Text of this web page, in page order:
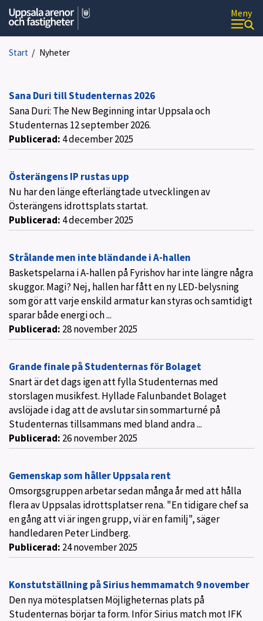
p
a
r
o
c
h
s
i
g
h
e
t
Meny
Start / Nyheter
Sana Duri till Studenternas 2026
Sana Duri: The New Beginning intar Uppsala och
Studenternas 12 september 2026.
Publicerad: 4 december 2025
Österängens IP rustas upp
Nu har den länge efterlängtade utvecklingen av
Österängens idrottsplats startat.
Publicerad: 4 december 2025
Strålande men inte bländande i A-hallen
Basketspelarna i A-hallen på Fyrishov har inte längre några
skuggor. Magi? Nej, hallen har fått en ny LED-belysning
som gör att varje enskild armatur kan styras och samtidigt
sparar både energi och ...
Publicerad: 28 november 2025
Grande finale på Studenternas för Bolaget
Snart är det dags igen att fylla Studenternas med
storslagen musikfest. Hyllade Falunbandet Bolaget
avslöjade i dag att de avslutar sin sommarturné på
Studenternas tillsammans med bland andra ...
Publicerad: 26 november 2025
Gemenskap som håller Uppsala rent
Omsorgsgruppen arbetar sedan många år med att hålla
flera av Uppsalas idrottsplatser rena. "En tidigare chef sa
en gång att vi är ingen grupp, vi är en familj", säger
handledaren Peter Lindberg.
Publicerad: 24 november 2025
Konstutställning på Sirius hemmamatch 9 november
Den nya mötesplatsen Möjligheternas plats på
Studenternas börjar ta form. Inför Sirius match mot IFK